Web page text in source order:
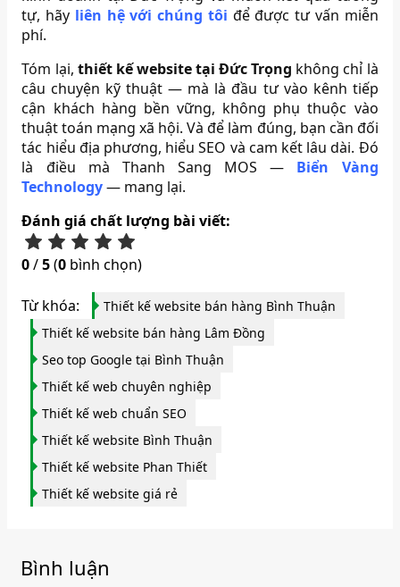
tự, hãy liên hệ với chúng tôi để được tư vấn miễn
phí.
Tóm lại, thiết kế website tại Đức Trọng không chỉ là
câu chuyện kỹ thuật — mà là đầu tư vào kênh tiếp
cận khách hàng bền vững, không phụ thuộc vào
thuật toán mạng xã hội. Và để làm đúng, bạn cần đối
tác hiểu địa phương, hiểu SEO và cam kết lâu dài. Đó
là điều mà Thanh Sang MOS — Biển Vàng
Technology— mang lại.
Đánh giá chất lượng bài viết:
0/5(0 bình chọn)
Từ khóa:
Thiết kế website bán hàng Bình Thuận
Thiết kế website bán hàng Lâm Đồng
Seo top Google tại Bình Thuận
Thiết kế web chuyên nghiệp
Thiết kế web chuẩn SEO
Thiết kế website Bình Thuận
Thiết kế website Phan Thiết
Thiết kế website giá rẻ
Bình luận